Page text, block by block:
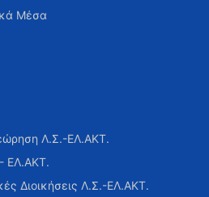
Μέσα
Λ.Σ.-ΕΛ.ΑΚΤ.
ΕΛ.ΑΚΤ.
Διοικήσεις Λ.Σ.-ΕΛ.ΑΚΤ.